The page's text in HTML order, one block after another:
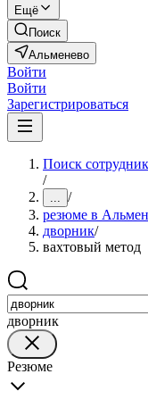
Ещё
Поиск
Альменево
Войти
Войти
Зарегистрироваться
Поиск
/
... /
резюме в
дворник/
вахтовый метод
дворник
Резюме